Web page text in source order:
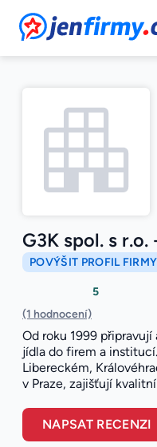
JenFirmy.cz
G3K spol. s r.o.
POVÝŠIT PROFIL FIRMY
5
(1 hodnocení)
Od roku 1999
jídla do firem a
Libereckém,
v Praze, zajišťují
NAPSAT RECENZI